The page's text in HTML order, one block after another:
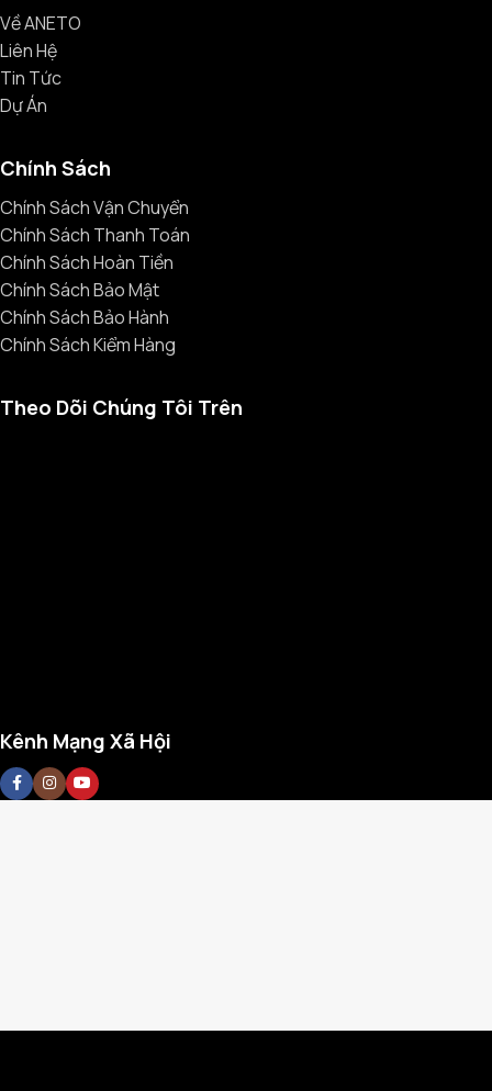
Về ANETO
Liên Hệ
Tin Tức
Dự Án
Chính Sách
Chính Sách Vận Chuyển
Chính Sách Thanh Toán
Chính Sách Hoàn Tiền
Chính Sách Bảo Mật
Chính Sách Bảo Hành
Chính Sách Kiểm Hàng
Theo Dõi Chúng Tôi Trên
Kênh Mạng Xã Hội